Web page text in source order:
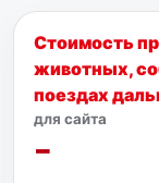
Стоимость
животных,
поездах
для сайта